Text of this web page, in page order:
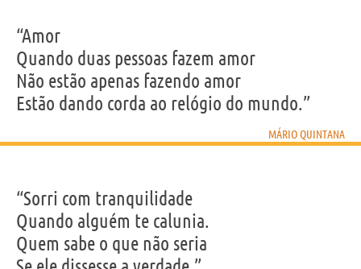
“Amor
Quando duas pessoas fazem amor
Não estão apenas fazendo amor
Estão dando corda ao relógio do mundo.”
MÁRIO QUINTANA
“Sorri com tranquilidade
Quando alguém te calunia.
Quem sabe o que não seria